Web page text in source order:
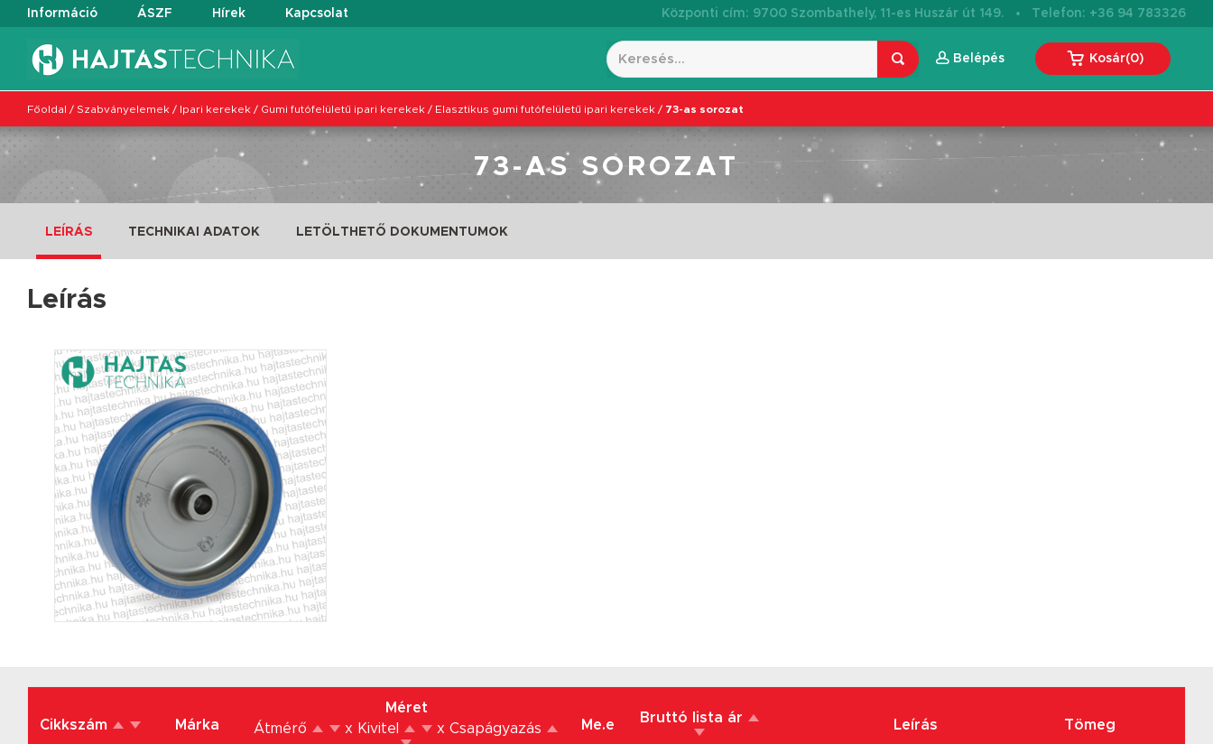
Információ ÁSZF Hírek Kapcsolat Központi cím: 9700 Szombathely, 11-es Huszár út 149. · Telefon: +36 94 783326
Belépés Kosár(0)
Főoldal / Szabványelemek / Ipari kerekek / Gumi futófelületű ipari kerekek / Elasztikus gumi futófelületű ipari kerekek / 73-as sorozat
73-AS SOROZAT
LEÍRÁS TECHNIKAI ADATOK LETÖLTHETŐ DOKUMENTUMOK
Leírás
Cikkszám Márka
Méret
Átmérő
x Kivitel x Csapágyazás Me.e Bruttó lista ár Leírás Tömeg